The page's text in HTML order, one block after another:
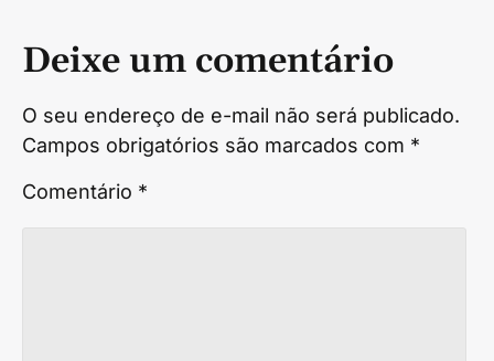
Deixe um comentário
O seu endereço de e-mail não será publicado.
Campos obrigatórios são marcados com *
Comentário *